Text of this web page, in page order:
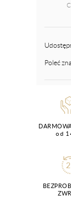
Poleć
od